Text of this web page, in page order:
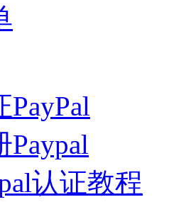
认证教程